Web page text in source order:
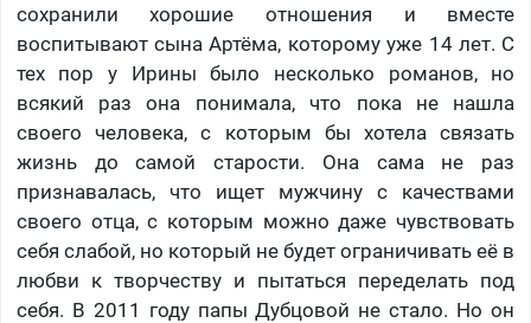
сохранили хорошие отношения и вместе
воспитывают сына Артёма, которому уже 14 лет. С
тех пор у Ирины было несколько романов, но
всякий раз она понимала, что пока не нашла
своего человека, с которым бы хотела связать
жизнь до самой старости. Она сама не раз
признавалась, что ищет мужчину с качествами
своего отца, с которым можно даже чувствовать
себя слабой, но который не будет ограничивать её в
любви к творчеству и пытаться переделать под
себя. В 2011 году папы Дубцовой не стало. Но он